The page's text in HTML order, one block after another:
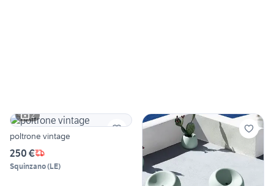
2
poltrone vintage
250 €
Squinzano(LE)